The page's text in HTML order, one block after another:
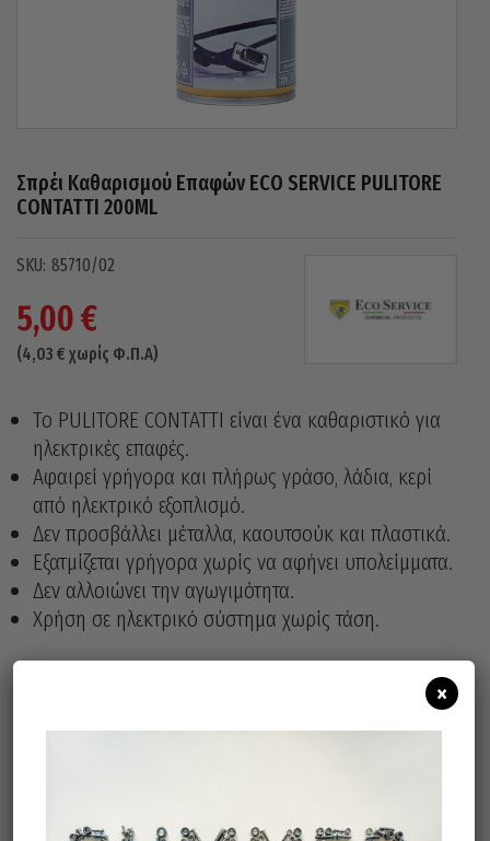
Σπρέι Καθαρισμού Επαφών ECO SERVICE PULITORE
CONTATTI 200ML
85710/02
5,00€
(4,03 € χωρίς Φ.Π.Α)
Το PULITORE CONTATTI είναι ένα καθαριστικό για
ηλεκτρικές επαφές.
Αφαιρεί γρήγορα και πλήρως γράσο, λάδια, κερί
από ηλεκτρικό εξοπλισμό.
Δεν προσβάλλει μέταλλα, καουτσούκ και πλαστικά.
Εξατμίζεται γρήγορα χωρίς να αφήνει υπολείμματα.
Δεν αλλοιώνει την αγωγιμότητα.
Χρήση σε ηλεκτρικό σύστημα χωρίς τάση.
×